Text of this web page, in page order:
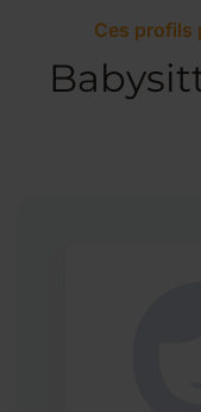
Ces profils